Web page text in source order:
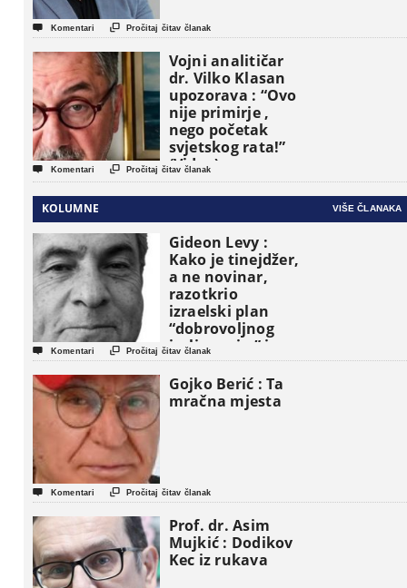
 Komentari  Pročitaj čitav članak
Vojni analitičar
dr. Vilko Klasan
upozorava : “Ovo
nije primirje ,
nego početak
svjetskog rata!”
(Video)
 Komentari  Pročitaj čitav članak
KOLUMNE VIŠE ČLANAKA
Gideon Levy :
Kako je tinejdžer,
a ne novinar,
razotkrio
izraelski plan
“dobrovoljnog
iseljavanja ” iz
Gaze
 Komentari  Pročitaj čitav članak
Gojko Berić : Ta
mračna mjesta
 Komentari  Pročitaj čitav članak
Prof. dr. Asim
Mujkić : Dodikov
Kec iz rukava